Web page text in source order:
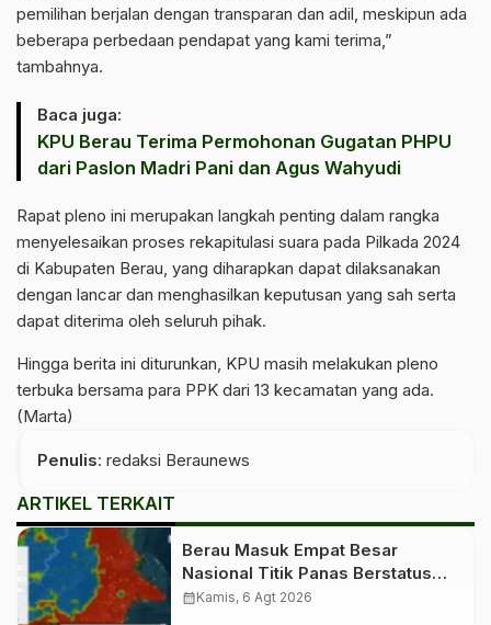
pemilihan berjalan dengan transparan dan adil, meskipun ada
beberapa perbedaan pendapat yang kami terima,”
tambahnya.
Baca juga:
KPU Berau Terima Permohonan Gugatan PHPU
dari Paslon Madri Pani dan Agus Wahyudi
Rapat pleno ini merupakan langkah penting dalam rangka
menyelesaikan proses rekapitulasi suara pada Pilkada 2024
di Kabupaten Berau, yang diharapkan dapat dilaksanakan
dengan lancar dan menghasilkan keputusan yang sah serta
dapat diterima oleh seluruh pihak.
Hingga berita ini diturunkan, KPU masih melakukan pleno
terbuka bersama para PPK dari 13 kecamatan yang ada.
(Marta)
Penulis: redaksi Beraunews
ARTIKEL TERKAIT
Berau Masuk Empat Besar
Nasional Titik Panas Berstatus
Tinggi, Warga Diminta Tingkatkan
calendar_monthKamis, 6 Agt 2026